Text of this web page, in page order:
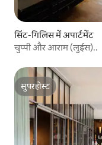
सिंट-गिलिस में अपार्टमेंट
चुप्पी और आराम (लुईस)..
सुपरहोस्ट
सुपरहोस्ट